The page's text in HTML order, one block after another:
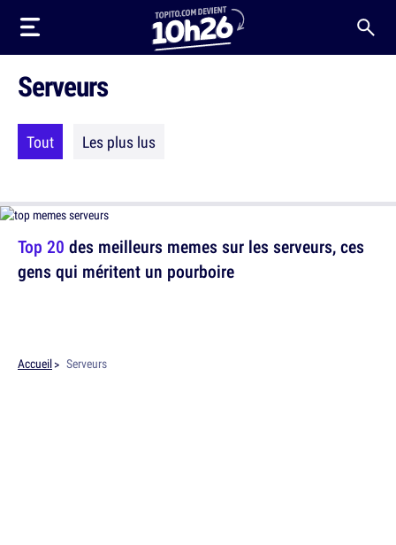
Serveurs
Tout Les plus lus
Top 20 des meilleurs memes sur les serveurs, ces
gens qui méritent un pourboire
Accueil Serveurs